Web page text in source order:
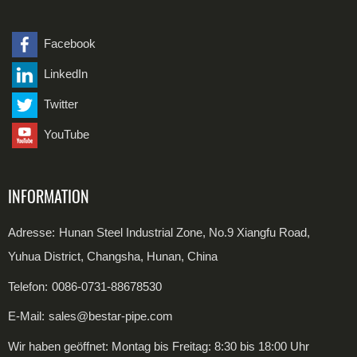
Duplex-Stahl-Schweißrohr
Edelstahlplatte
Kohlenstoffstahlspule
Edelstahlspule
Facebook
LinkedIn
Twitter
YouTube
INFORMATION
Adresse: Hunan Steel Industrial Zone, No.9 Xiangfu Road,
Yuhua District, Changsha, Hunan, China
Telefon: 0086-0731-88678530
E-Mail: sales@bestar-pipe.com
Wir haben geöffnet: Montag bis Freitag: 8:30 bis 18:00 Uhr